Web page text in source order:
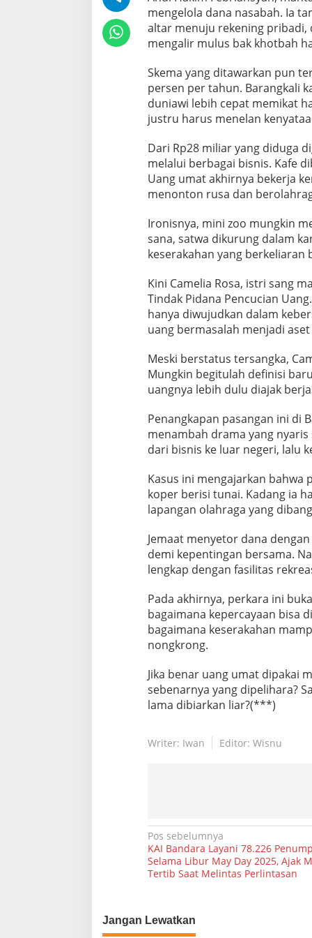
n
g
a
n
a
t
w
a
d
n
K
o
p
i
mengelola dana nasabah. Ia
altar menuju rekening pribadi,
mengalir mulus bak khotbah
Skema yang ditawarkan pun
persen per tahun. Barangkali
duniawi lebih cepat memikat
justru harus menelan
Dari Rp28 miliar yang diduga
melalui berbagai bisnis. Kafe
Uang umat akhirnya bekerja
menonton rusa dan
Ironisnya, mini zoo mungkin
sana, satwa dikurung dalam
keserakahan yang berkeliaran
Kini Camelia Rosa, istri sang
Tindak Pidana Pencucian
hanya diwujudkan dalam
uang bermasalah menjadi
Meski berstatus tersangka,
Mungkin begitulah definisi
uangnya lebih dulu diajak
Penangkapan pasangan ini di
menambah drama yang
dari bisnis ke luar negeri, lalu
Kasus ini mengajarkan bahwa
koper berisi tunai. Kadang ia
lapangan olahraga yang
Jemaat menyetor dana
demi kepentingan bersama.
lengkap dengan fasilitas
Pada akhirnya, perkara ini
bagaimana kepercayaan bisa
bagaimana keserakahan
nongkrong.
Jika benar uang umat dipakai
sebenarnya yang dipelihara?
lama dibiarkan liar?(***)
Writer: Iwan Editor: Wisnu
N
a
v
g
Pos sebelumnya
KAI Bandara Layani 78.226
Selama Libur May Day 2025, Ajak
Tertib Saat Melintas Perlintasan
Jangan Lewatkan